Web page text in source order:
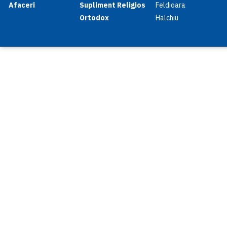
Afaceri
Supliment Religios
Ortodox
Feldioara
Halchiu